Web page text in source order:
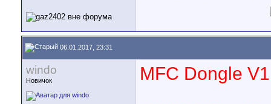
06.01.2017, 23:31
windo
Новичок MFC Dongle